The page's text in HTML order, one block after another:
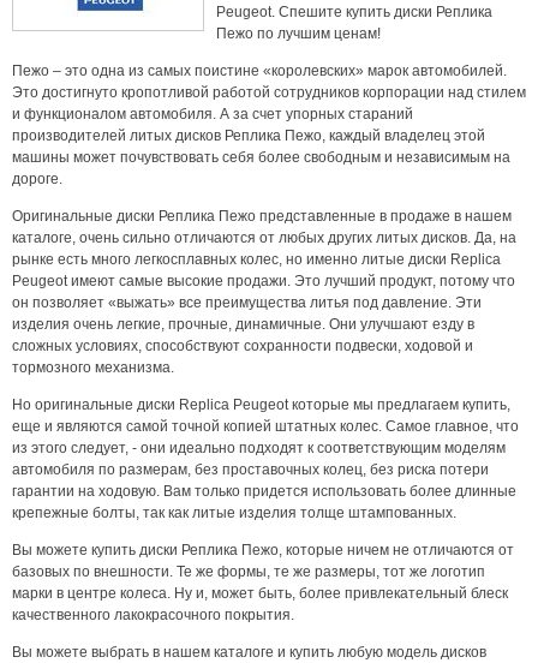
Peugeot. Спешите купить диски Реплика
Пежо по лучшим ценам!
Пежо – это одна из самых поистине «королевских» марок автомобилей.
Это достигнуто кропотливой работой сотрудников корпорации над стилем
и функционалом автомобиля. А за счет упорных стараний
производителей литых дисков Реплика Пежо, каждый владелец этой
машины может почувствовать себя более свободным и независимым на
дороге.
Оригинальные диски Реплика Пежо представленные в продаже в нашем
каталоге, очень сильно отличаются от любых других литых дисков. Да, на
рынке есть много легкосплавных колес, но именно литые диски Replica
Peugeot имеют самые высокие продажи. Это лучший продукт, потому что
он позволяет «выжать» все преимущества литья под давление. Эти
изделия очень легкие, прочные, динамичные. Они улучшают езду в
сложных условиях, способствуют сохранности подвески, ходовой и
тормозного механизма.
Но оригинальные диски Replica Peugeot которые мы предлагаем купить,
еще и являются самой точной копией штатных колес. Самое главное, что
из этого следует, - они идеально подходят к соответствующим моделям
автомобиля по размерам, без проставочных колец, без риска потери
гарантии на ходовую. Вам только придется использовать более длинные
крепежные болты, так как литые изделия толще штампованных.
Вы можете купить диски Реплика Пежо, которые ничем не отличаются от
базовых по внешности. Те же формы, те же размеры, тот же логотип
марки в центре колеса. Ну и, может быть, более привлекательный блеск
качественного лакокрасочного покрытия.
Вы можете выбрать в нашем каталоге и купить любую модель дисков